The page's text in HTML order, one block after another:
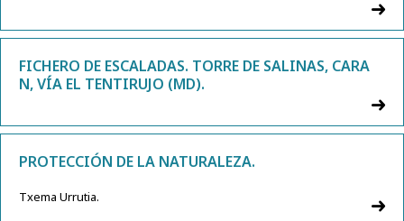
FICHERO DE ESCALADAS. TORRE DE SALINAS, CARA
N, VÍA EL TENTIRUJO (MD).
PROTECCIÓN DE LA NATURALEZA.
Txema Urrutia.